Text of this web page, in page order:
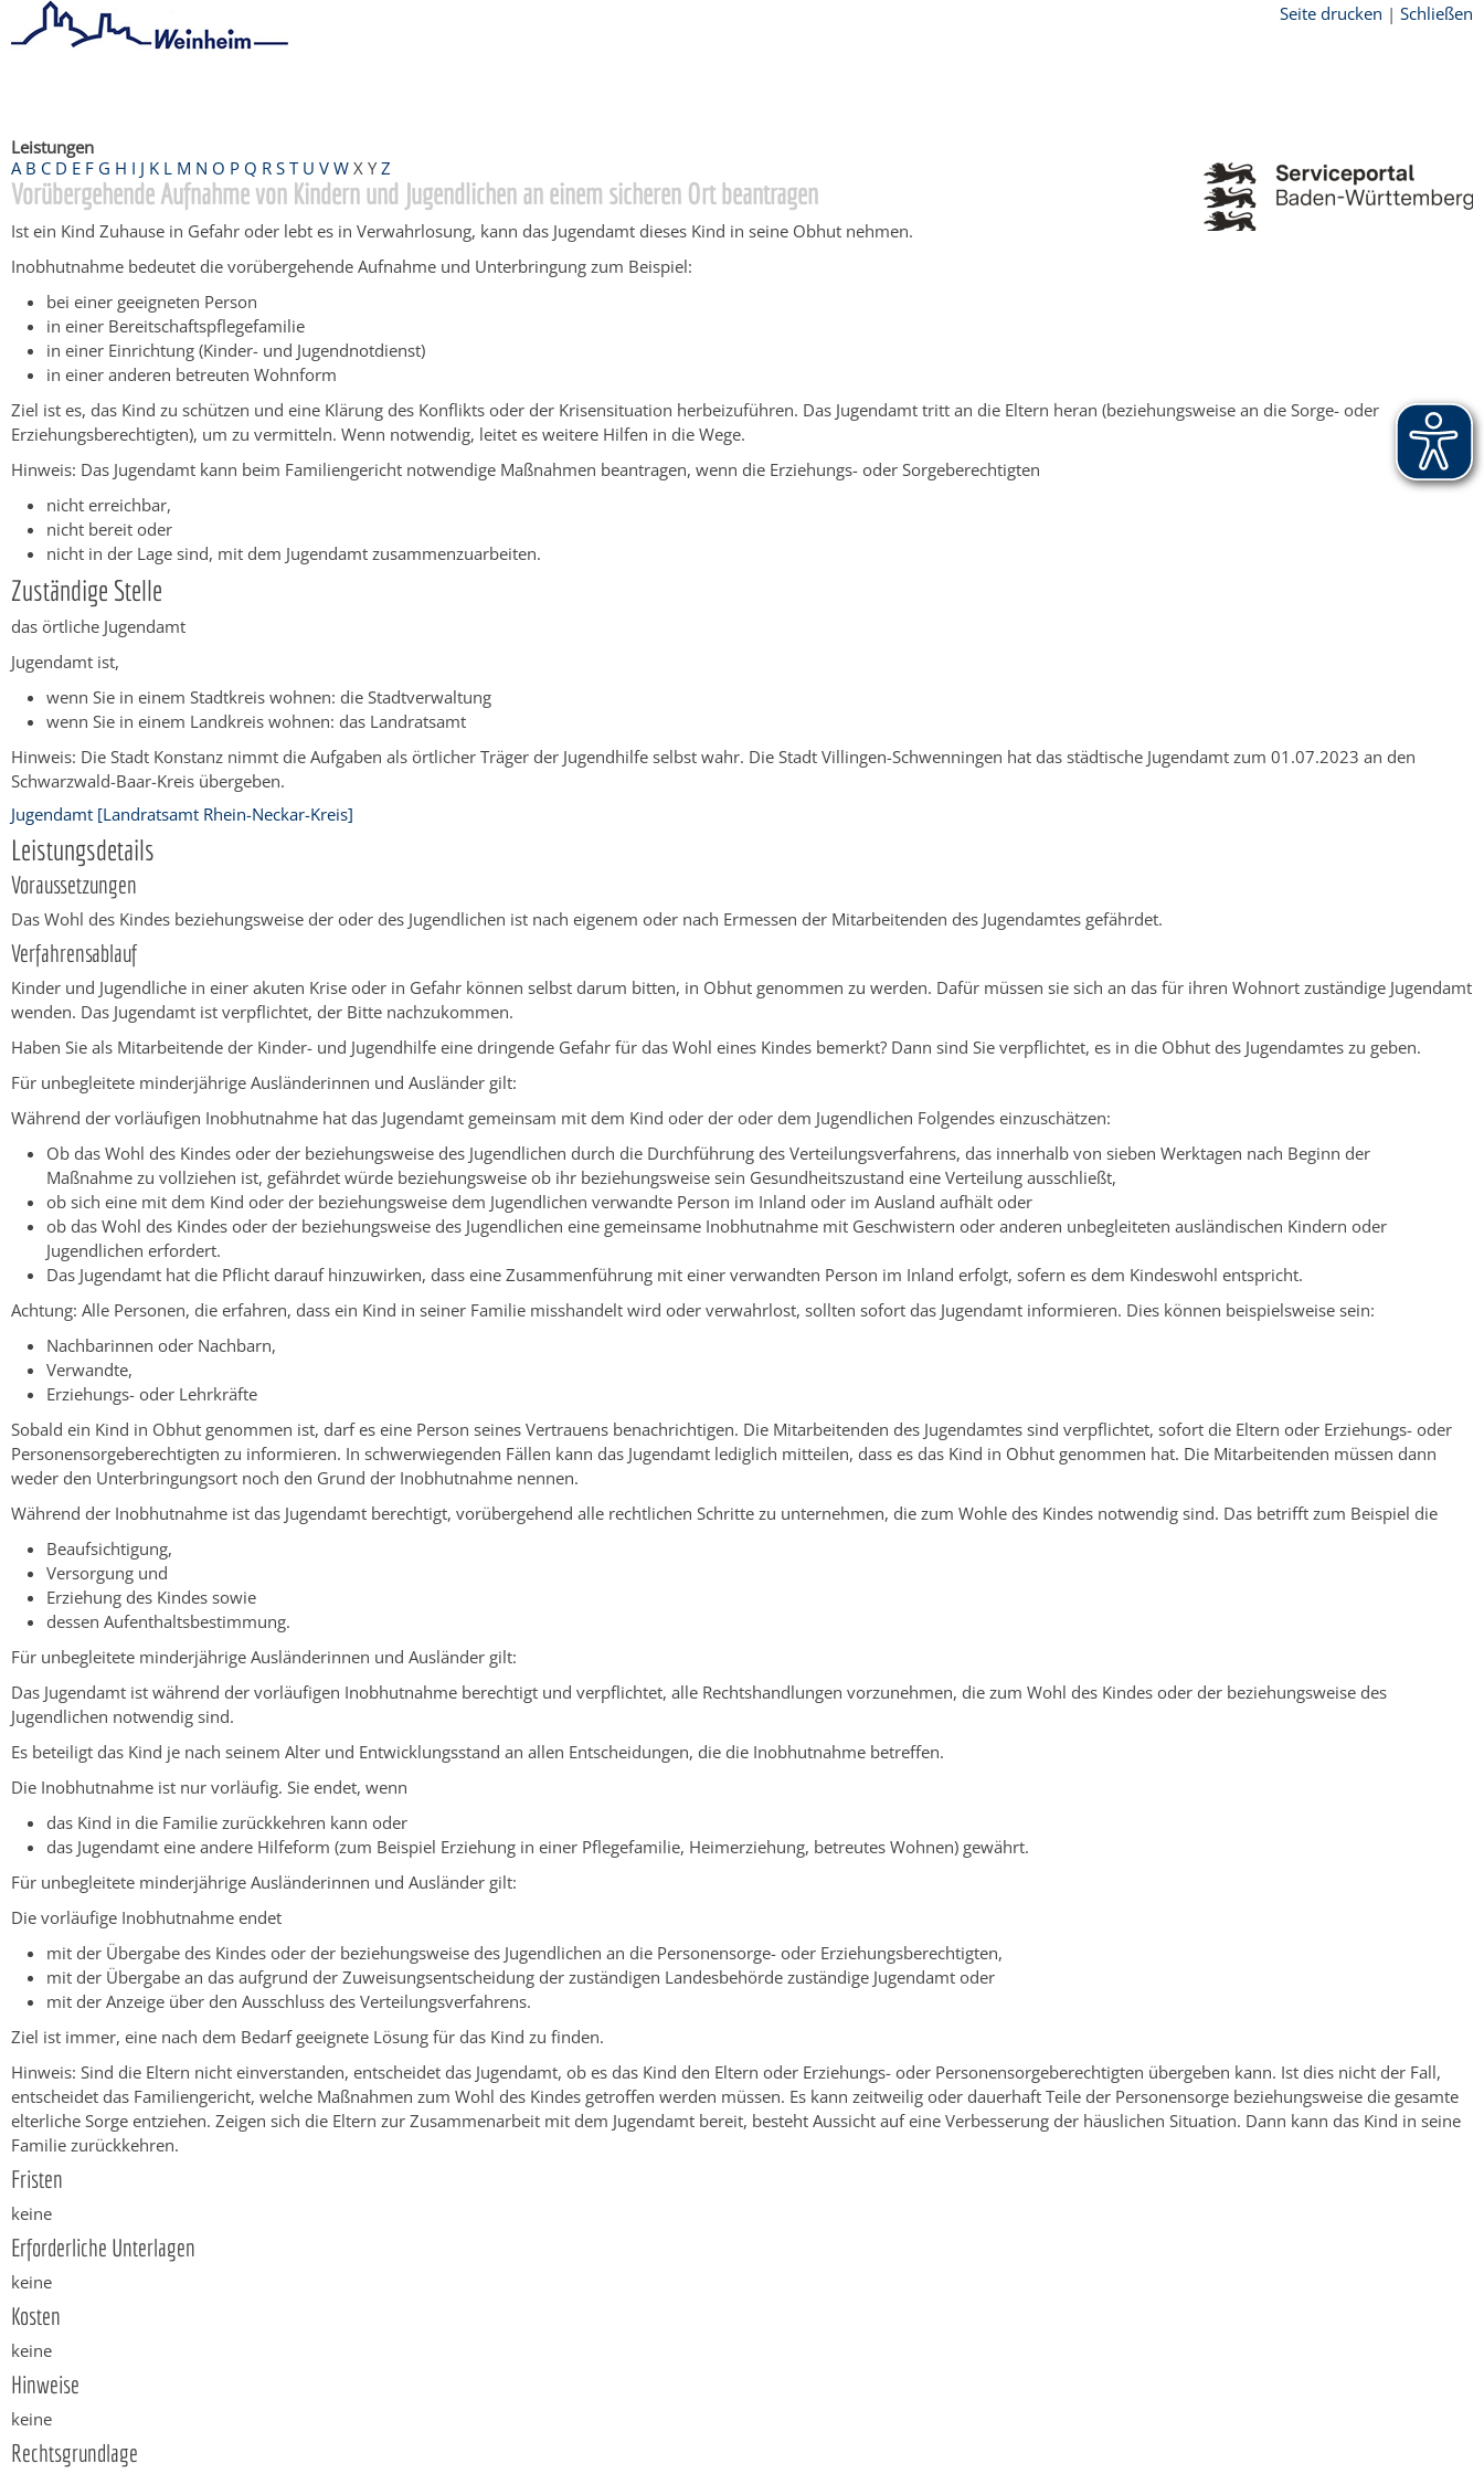
Seite drucken | Schließen
Leistungen
A B C D E F G H I J K L M N O P Q R S T U V W X Y Z
Vorübergehende Aufnahme von Kindern und Jugendlichen an einem sicheren Ort beantragen
Ist ein Kind Zuhause in Gefahr oder lebt es in Verwahrlosung, kann das Jugendamt dieses Kind in seine Obhut nehmen.
Inobhutnahme bedeutet die vorübergehende Aufnahme und Unterbringung zum Beispiel:
bei einer geeigneten Person
in einer Bereitschaftspflegefamilie
in einer Einrichtung (Kinder- und Jugendnotdienst)
in einer anderen betreuten Wohnform
Ziel ist es, das Kind zu schützen und eine Klärung des Konflikts oder der Krisensituation herbeizuführen. Das Jugendamt tritt an die Eltern heran (beziehungsweise an die Sorge- oder
Erziehungsberechtigten), um zu vermitteln. Wenn notwendig, leitet es weitere Hilfen in die Wege.
Hinweis: Das Jugendamt kann beim Familiengericht notwendige Maßnahmen beantragen, wenn die Erziehungs- oder Sorgeberechtigten
nicht erreichbar,
nicht bereit oder
nicht in der Lage sind, mit dem Jugendamt zusammenzuarbeiten.
Zuständige Stelle
das örtliche Jugendamt
Jugendamt ist,
wenn Sie in einem Stadtkreis wohnen: die Stadtverwaltung
wenn Sie in einem Landkreis wohnen: das Landratsamt
Hinweis: Die Stadt Konstanz nimmt die Aufgaben als örtlicher Träger der Jugendhilfe selbst wahr. Die Stadt Villingen-Schwenningen hat das städtische Jugendamt zum 01.07.2023 an den
Schwarzwald-Baar-Kreis übergeben.
Jugendamt [Landratsamt Rhein-Neckar-Kreis]
Leistungsdetails
Voraussetzungen
Das Wohl des Kindes beziehungsweise der oder des Jugendlichen ist nach eigenem oder nach Ermessen der Mitarbeitenden des Jugendamtes gefährdet.
Verfahrensablauf
Kinder und Jugendliche in einer akuten Krise oder in Gefahr können selbst darum bitten, in Obhut genommen zu werden. Dafür müssen sie sich an das für ihren Wohnort zuständige Jugendamt
wenden. Das Jugendamt ist verpflichtet, der Bitte nachzukommen.
Haben Sie als Mitarbeitende der Kinder- und Jugendhilfe eine dringende Gefahr für das Wohl eines Kindes bemerkt? Dann sind Sie verpflichtet, es in die Obhut des Jugendamtes zu geben.
Für unbegleitete minderjährige Ausländerinnen und Ausländer gilt:
Während der vorläufigen Inobhutnahme hat das Jugendamt gemeinsam mit dem Kind oder der oder dem Jugendlichen Folgendes einzuschätzen:
Ob das Wohl des Kindes oder der beziehungsweise des Jugendlichen durch die Durchführung des Verteilungsverfahrens, das innerhalb von sieben Werktagen nach Beginn der
Maßnahme zu vollziehen ist, gefährdet würde beziehungsweise ob ihr beziehungsweise sein Gesundheitszustand eine Verteilung ausschließt,
ob sich eine mit dem Kind oder der beziehungsweise dem Jugendlichen verwandte Person im Inland oder im Ausland aufhält oder
ob das Wohl des Kindes oder der beziehungsweise des Jugendlichen eine gemeinsame Inobhutnahme mit Geschwistern oder anderen unbegleiteten ausländischen Kindern oder
Jugendlichen erfordert.
Das Jugendamt hat die Pflicht darauf hinzuwirken, dass eine Zusammenführung mit einer verwandten Person im Inland erfolgt, sofern es dem Kindeswohl entspricht.
Achtung: Alle Personen, die erfahren, dass ein Kind in seiner Familie misshandelt wird oder verwahrlost, sollten sofort das Jugendamt informieren. Dies können beispielsweise sein:
Nachbarinnen oder Nachbarn,
Verwandte,
Erziehungs- oder Lehrkräfte
Sobald ein Kind in Obhut genommen ist, darf es eine Person seines Vertrauens benachrichtigen. Die Mitarbeitenden des Jugendamtes sind verpflichtet, sofort die Eltern oder Erziehungs- oder
Personensorgeberechtigten zu informieren. In schwerwiegenden Fällen kann das Jugendamt lediglich mitteilen, dass es das Kind in Obhut genommen hat. Die Mitarbeitenden müssen dann
weder den Unterbringungsort noch den Grund der Inobhutnahme nennen.
Während der Inobhutnahme ist das Jugendamt berechtigt, vorübergehend alle rechtlichen Schritte zu unternehmen, die zum Wohle des Kindes notwendig sind. Das betrifft zum Beispiel die
Beaufsichtigung,
Versorgung und
Erziehung des Kindes sowie
dessen Aufenthaltsbestimmung.
Für unbegleitete minderjährige Ausländerinnen und Ausländer gilt:
Das Jugendamt ist während der vorläufigen Inobhutnahme berechtigt und verpflichtet, alle Rechtshandlungen vorzunehmen, die zum Wohl des Kindes oder der beziehungsweise des
Jugendlichen notwendig sind.
Es beteiligt das Kind je nach seinem Alter und Entwicklungsstand an allen Entscheidungen, die die Inobhutnahme betreffen.
Die Inobhutnahme ist nur vorläufig. Sie endet, wenn
das Kind in die Familie zurückkehren kann oder
das Jugendamt eine andere Hilfeform (zum Beispiel Erziehung in einer Pflegefamilie, Heimerziehung, betreutes Wohnen) gewährt.
Für unbegleitete minderjährige Ausländerinnen und Ausländer gilt:
Die vorläufige Inobhutnahme endet
mit der Übergabe des Kindes oder der beziehungsweise des Jugendlichen an die Personensorge- oder Erziehungsberechtigten,
mit der Übergabe an das aufgrund der Zuweisungsentscheidung der zuständigen Landesbehörde zuständige Jugendamt oder
mit der Anzeige über den Ausschluss des Verteilungsverfahrens.
Ziel ist immer, eine nach dem Bedarf geeignete Lösung für das Kind zu finden.
Hinweis: Sind die Eltern nicht einverstanden, entscheidet das Jugendamt, ob es das Kind den Eltern oder Erziehungs- oder Personensorgeberechtigten übergeben kann. Ist dies nicht der Fall,
entscheidet das Familiengericht, welche Maßnahmen zum Wohl des Kindes getroffen werden müssen. Es kann zeitweilig oder dauerhaft Teile der Personensorge beziehungsweise die gesamte
elterliche Sorge entziehen. Zeigen sich die Eltern zur Zusammenarbeit mit dem Jugendamt bereit, besteht Aussicht auf eine Verbesserung der häuslichen Situation. Dann kann das Kind in seine
Familie zurückkehren.
Fristen
keine
Erforderliche Unterlagen
keine
Kosten
keine
Hinweise
keine
Rechtsgrundlage